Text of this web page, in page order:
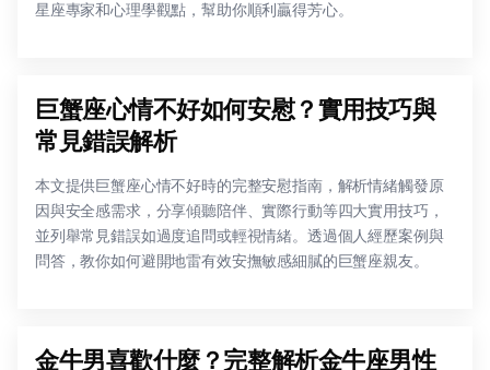
星座專家和心理學觀點，幫助你順利贏得芳心。
巨蟹座心情不好如何安慰？實用技巧與
常見錯誤解析
本文提供巨蟹座心情不好時的完整安慰指南，解析情緒觸發原
因與安全感需求，分享傾聽陪伴、實際行動等四大實用技巧，
並列舉常見錯誤如過度追問或輕視情緒。透過個人經歷案例與
問答，教你如何避開地雷有效安撫敏感細膩的巨蟹座親友。
金牛男喜歡什麼？完整解析金牛座男性